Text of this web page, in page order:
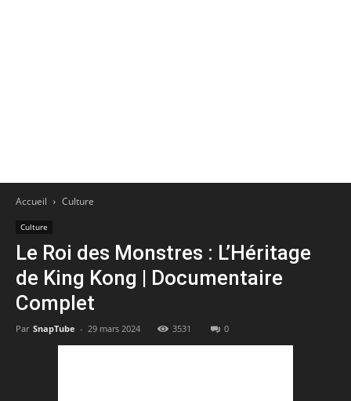
Accueil Culture
Culture
Le Roi des Monstres : L’Héritage
de King Kong | Documentaire
Complet
Par SnapTube - 29 mars 2024 3531 0